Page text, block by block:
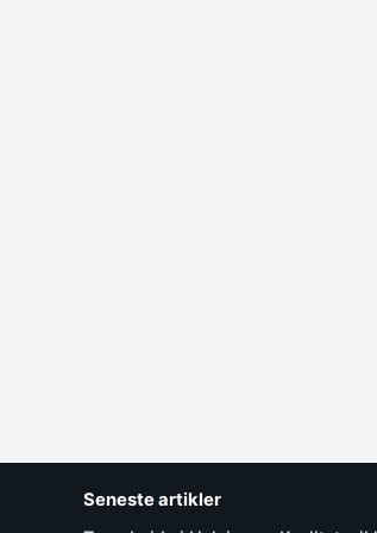
Seneste artikler